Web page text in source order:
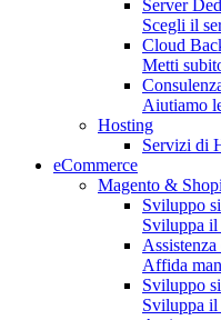
Server
Scegli il
Cloud
Metti
Aiutiamo
Hosting
Servizi di
eCommerce
Magento &
Sviluppo
Sviluppa il
Affida
Sviluppo
Sviluppa il